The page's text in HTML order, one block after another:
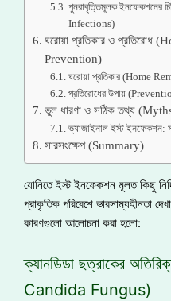
পুনরাবৃত্তিমূলক ইনফেকশনের
Infections)
ঘরোয়া প্রতিকার ও প্রতিরোধ
Prevention)
ঘরোয়া প্রতিকার (Home
প্রতিরোধের উপায়
ভুল ধারণা ও সঠিক তথ্য
ভ্যাজাইনাল ইস্ট ইনফেকশন:
সারসংক্ষেপ (Summary)
যোনিতে ইস্ট ইনফেকশন মূলত কিছু
প্রাকৃতিক পরিবেশে ভারসাম্যহীনতা
কারণগুলো আলোচনা করা হলো:
ক্যানডিডা ছত্রাকের
Candida Fungus)